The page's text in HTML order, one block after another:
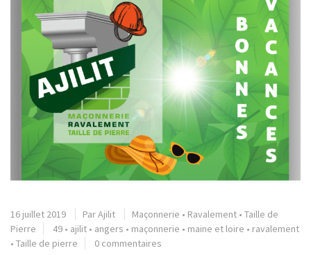
16 juillet 2019 ParAjilit Maçonnerie • Ravalement • Taille de
Pierre
49 • ajilit • angers • maçonnerie • maine et loire • ravalement
• Taille de pierre 0 commentaires